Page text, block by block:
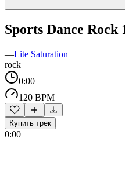
Sports Dance Rock
—Lite Saturation
rock
0:00
120 BPM
Купить трек
0:00